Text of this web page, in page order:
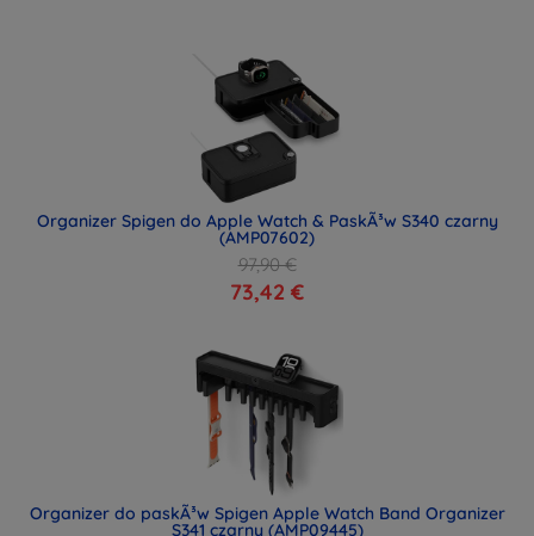
Organizer Spigen do Apple Watch & PaskÃ³w S340 czarny
(AMP07602)
97,90 €
73,42 €
Organizer do paskÃ³w Spigen Apple Watch Band Organizer
S341 czarny (AMP09445)